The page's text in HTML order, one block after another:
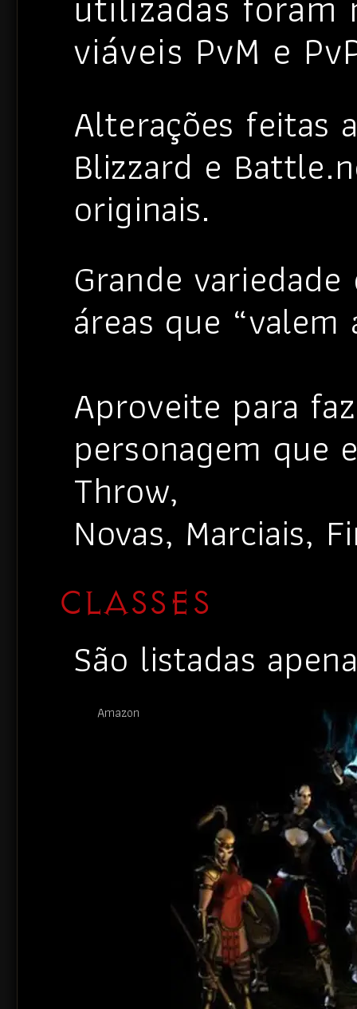
viáveis PvM e
Alterações feitas
Blizzard e
originais.
Grande
áreas que
Aproveite para
personagem que
Throw,
Novas, Marciais,
CLASSES
São listadas
Amazon